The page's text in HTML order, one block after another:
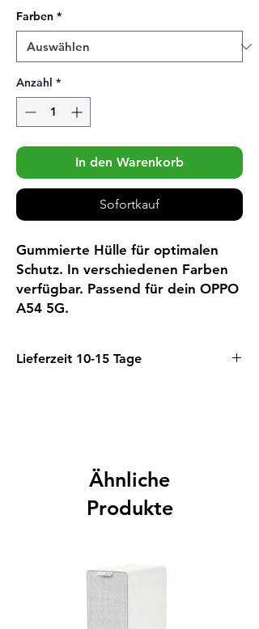
Farben *
Anzahl *
In den Warenkorb
Sofortkauf
Gummierte Hülle für optimalen
Schutz. In verschiedenen Farben
verfügbar. Passend für dein OPPO
A54 5G.
Lieferzeit 10-15 Tage
Ähnliche
Produkte